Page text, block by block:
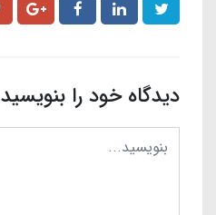
دیدگاه خود را بنویسید